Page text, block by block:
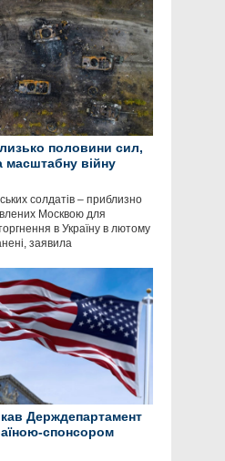
половини сил,
масштабну війну
солдатів – приблизно
Москвою для
в Україну в лютому
заявила
Держдепартамент
спонсором